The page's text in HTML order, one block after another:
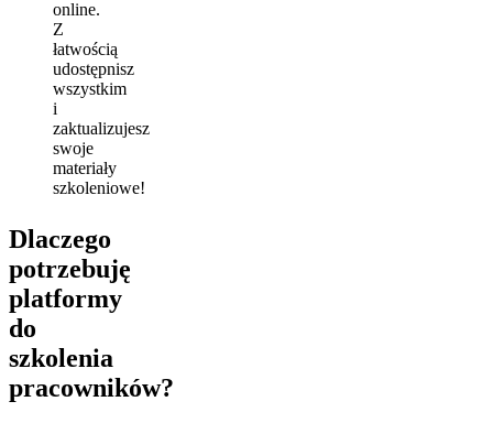
online.
Z
łatwością
udostępnisz
wszystkim
i
zaktualizujesz
swoje
materiały
szkoleniowe!
Dlaczego
potrzebuję
platformy
do
szkolenia
pracowników?